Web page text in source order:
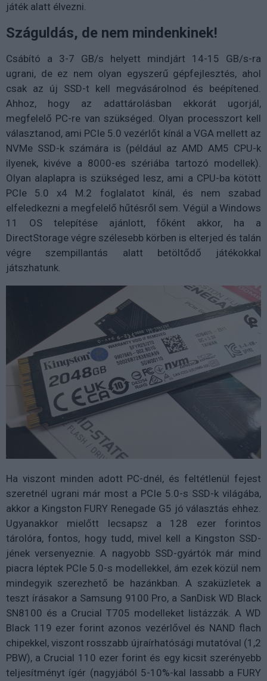
játék alatt élvezni.
Száguldás, de nem mindenkinek!
Csábító a 3-7 GB/s helyett mindjárt 14-15 GB/s-ra
ugrani, de ez nem olyan egyszerű gépfejlesztés, ahol
csak az új SSD-t kell megvásárolnod és beépítened.
Ahhoz, hogy az adattárolásban ekkorát ugorjál,
megfelelő PC-re van szükséged. Olyan processzort kell
választanod, ami PCIe 5.0 vezérlőt kínál a VGA mellett az
NVMe SSD-k számára is (például az AMD AM5 CPU-k
ilyenek, kivéve a 8000-es szériába tartozó modellek).
Olyan alaplapra is szükséged lesz, ami a CPU-ba kötött
PCIe 5.0 x4 M.2 foglalatot kínál, és nem szabad
elfeledkezni a megfelelő hűtésről sem. Végül a Windows
11 OS telepítése ajánlott, főként akkor, ha a
DirectStorage végre szélesebb körben is elterjed és talán
végre szempillantás alatt betöltődő játékokkal
játszhatunk.
Ha viszont minden adott PC-dnél, és feltétlenül fejest
szeretnél ugrani már most a PCIe 5.0-s SSD-k világába,
akkor a Kingston FURY Renegade G5 jó választás ehhez.
Ugyanakkor mielőtt lecsapsz a 128 ezer forintos
tárolóra, fontos, hogy tudd, mivel kell a Kingston SSD-
jének versenyeznie. A nagyobb SSD-gyártók már mind
piacra léptek PCIe 5.0-s modellekkel, ám ezek közül nem
mindegyik szerezhető be hazánkban. A szaküzletek a
teszt írásakor a Samsung 9100 Pro, a SanDisk WD Black
SN8100 és a Crucial T705 modelleket listázzák. A WD
Black 119 ezer forint azonos vezérlővel és NAND flach
chipekkel, viszont rosszabb újraírhatósági mutatóval (1,2
PBW), a Crucial 110 ezer forint és egy kicsit szerényebb
teljesítményt ígér (nagyjából 5-10%-kal lassabb a FURY